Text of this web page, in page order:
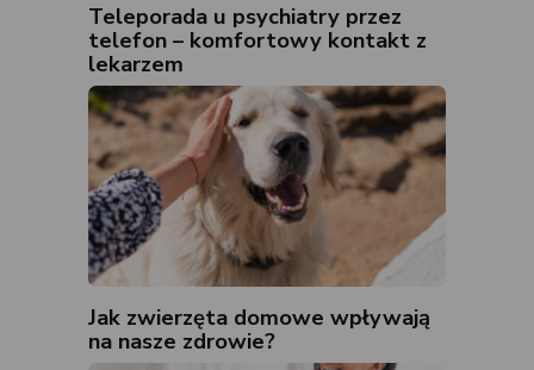
Teleporada u psychiatry przez
telefon – komfortowy kontakt z
lekarzem
Jak zwierzęta domowe wpływają
na nasze zdrowie?